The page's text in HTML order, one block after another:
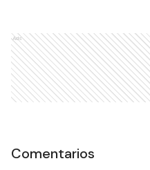
Ads
Comentarios